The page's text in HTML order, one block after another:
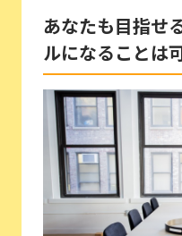
あなたも目指せ
ルになることは